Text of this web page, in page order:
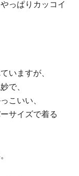
っぱりカッコイ
いますが、
で、
こいい、
サイズで着る